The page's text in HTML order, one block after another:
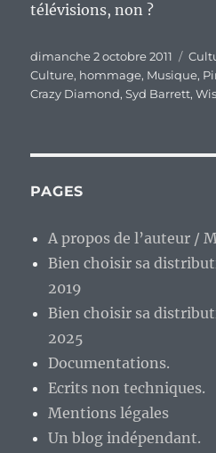
télévisions, non ?
Publié
le
dimanche 2 octobre 2011
Culture, hommage, Musique,
Crazy Diamond,Syd Barrett,
PAGES
A propos de l’auteur /
Bien choisir sa
2019
Bien choisir sa
2025
Documentations.
Ecrits non techniques.
Mentions légales
Un blog indépendant.